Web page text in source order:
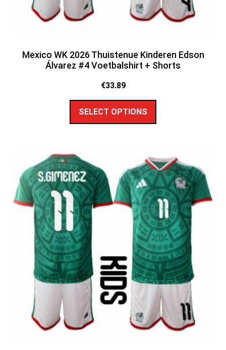
Mexico WK 2026 Thuistenue Kinderen Edson
Álvarez #4 Voetbalshirt + Shorts
€33.89
SELECT OPTIONS